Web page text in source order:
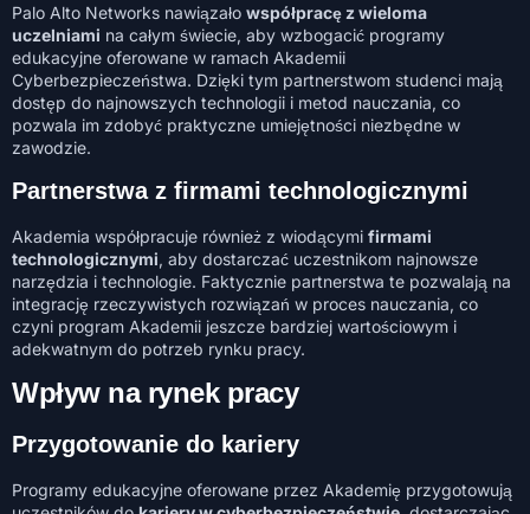
Palo Alto Networks nawiązało współpracę z wieloma
uczelniami na całym świecie, aby wzbogacić programy
edukacyjne oferowane w ramach Akademii
Cyberbezpieczeństwa. Dzięki tym partnerstwom studenci mają
dostęp do najnowszych technologii i metod nauczania, co
pozwala im zdobyć praktyczne umiejętności niezbędne w
zawodzie.
Partnerstwa z firmami technologicznymi
Akademia współpracuje również z wiodącymi firmami
technologicznymi, aby dostarczać uczestnikom najnowsze
narzędzia i technologie. Faktycznie partnerstwa te pozwalają na
integrację rzeczywistych rozwiązań w proces nauczania, co
czyni program Akademii jeszcze bardziej wartościowym i
adekwatnym do potrzeb rynku pracy.
Wpływ na rynek pracy
Przygotowanie do kariery
Programy edukacyjne oferowane przez Akademię przygotowują